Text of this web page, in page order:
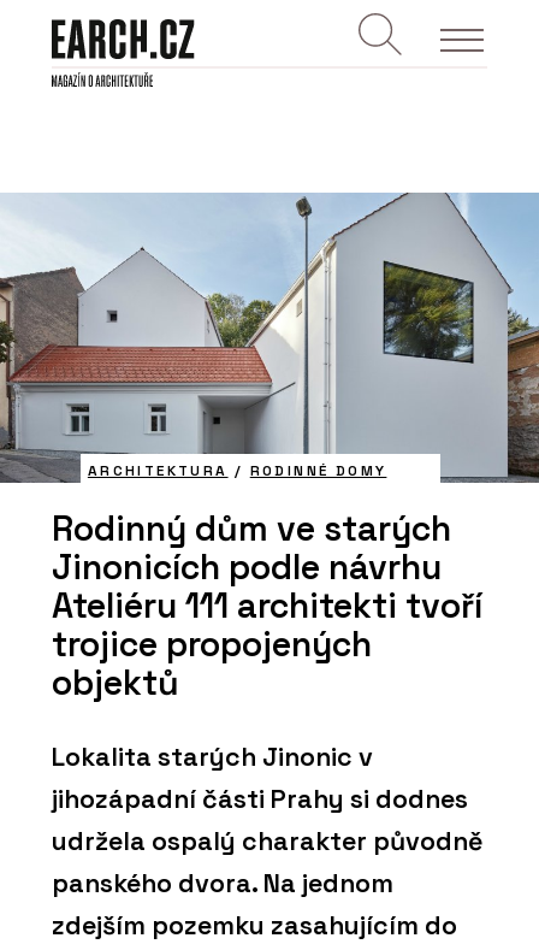
ARCHITEKTURA / RODINNÉ DOMY
Rodinný dům ve starých
Jinonicích podle návrhu
Ateliéru 111 architekti tvoří
trojice propojených
objektů
Lokalita starých Jinonic v
jihozápadní části Prahy si dodnes
udržela ospalý charakter původně
panského dvora. Na jednom
zdejším pozemku zasahujícím do